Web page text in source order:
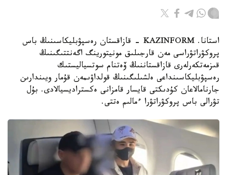
استانا. KAZINFORM - قازاقستان رەسپۋبليكاسىنىڭ باس
پروكۋراتۋراسى مەن قارجىلىق مونيتورينگ اگەنتتىگىنىڭ
قىزمەتكەرلەرى قازاقستاننىڭ ۆەتنام سوتسياليستىك
رەسپۋبليكاسىنداعى ەلشىلىگىنىڭ قولداۋىمەن قۇمار ويىندارىن
جارنامالاعان كۇدىكتى قايسار قامزانى ەكستراديسيالادى. بۇل
تۋرالى باس پروكۋراتۋرا ءمالىم ەتتى.